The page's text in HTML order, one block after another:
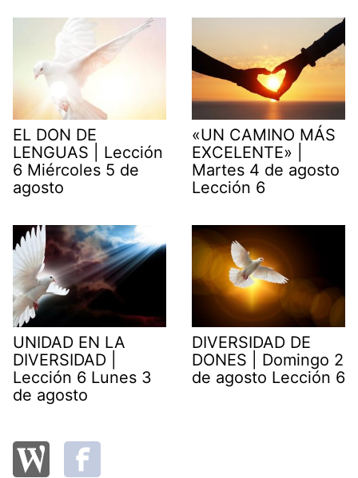
EL DON DE
LENGUAS | Lección
6 Miércoles 5 de
agosto
«UN CAMINO MÁS
EXCELENTE» |
Martes 4 de agosto
Lección 6
UNIDAD EN LA
DIVERSIDAD |
Lección 6 Lunes 3
de agosto
DIVERSIDAD DE
DONES | Domingo 2
de agosto Lección 6